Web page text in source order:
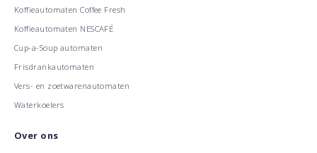
Koffieautomaten Coffee Fresh
Koffieautomaten NESCAFÉ
Cup-a-Soup automaten
Frisdrankautomaten
Vers- en zoetwarenautomaten
Waterkoelers
Over ons